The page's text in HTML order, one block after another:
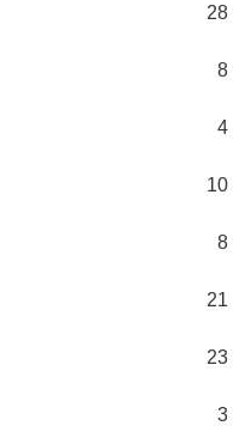
28
8
4
10
8
21
23
3